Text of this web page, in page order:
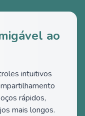
ao
intuitivos
rápidos,
mais longos.